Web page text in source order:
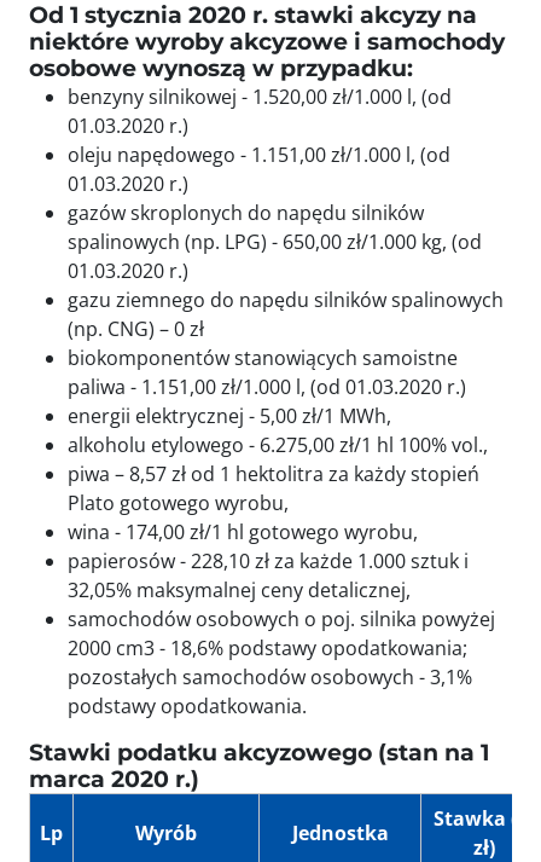
Od 1 stycznia 2020 r. stawki akcyzy na
niektóre wyroby akcyzowe i samochody
osobowe wynoszą w przypadku:
benzyny silnikowej - 1.520,00 zł/1.000 l, (od
01.03.2020 r.)
oleju napędowego - 1.151,00 zł/1.000 l, (od
01.03.2020 r.)
gazów skroplonych do napędu silników
spalinowych (np. LPG) - 650,00 zł/1.000 kg, (od
01.03.2020 r.)
gazu ziemnego do napędu silników spalinowych
(np. CNG) – 0 zł
biokomponentów stanowiących samoistne
paliwa - 1.151,00 zł/1.000 l, (od 01.03.2020 r.)
energii elektrycznej - 5,00 zł/1 MWh,
alkoholu etylowego - 6.275,00 zł/1 hl 100% vol.,
piwa – 8,57 zł od 1 hektolitra za każdy stopień
Plato gotowego wyrobu,
wina - 174,00 zł/1 hl gotowego wyrobu,
papierosów - 228,10 zł za każde 1.000 sztuk i
32,05% maksymalnej ceny detalicznej,
samochodów osobowych o poj. silnika powyżej
2000 cm3 - 18,6% podstawy opodatkowania;
pozostałych samochodów osobowych - 3,1%
podstawy opodatkowania.
Stawki podatku akcyzowego (stan na 1
marca 2020 r.)
Lp Wyrób Jednostka
Stawka (w
zł)